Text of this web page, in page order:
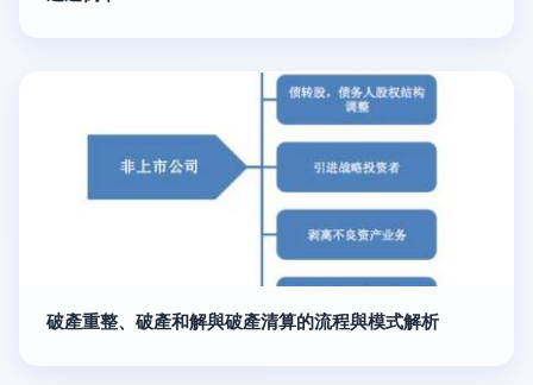
破產重整、破產和解與破產清算的流程與模式解析